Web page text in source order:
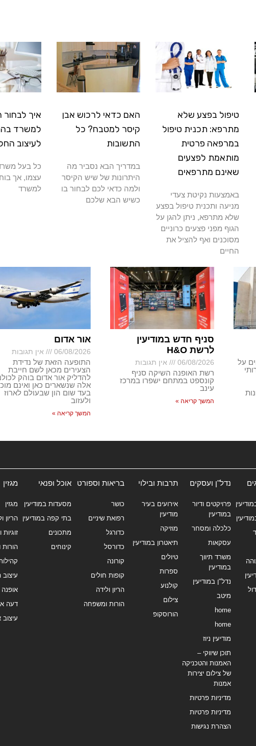
טיפול בפצע שלא
מתרפא: תכנית טיפול
במרפאה פרטית
מותאמת לפצעים
שאינם מתרפאים
באמצעות נקיטת צעדי
מניעה ותכנית טיפול בפצע
שלא מתרפא, ניתן להגן על
הגוף מפני פצעים כרוניים
מסוכנים ואף להציל את
החיים
האם כדאי לרכוש אבן
קיסר למטבח? כל
התשובות
במדריך הבא נסביר מה
היתרונות של שיש הקיסר
ולמה כדאי לכם לבחור בו
כשיש הבא שלכם
איך לבחור
למשרד
לעיצוב
כל בעל
עצמו, אך
למשרד
על
סניף חדש במודיעין
לרשת H&O
06/08/2026 אין תגובות
רשת האופנה השיקה סניף
קונספט במתחם ישפרו במרכז
עינב
המשך קריאה »
אור אדום
06/08/2026 אין תגובות
התופעה הזאת של נדידת
הצעירים מכאן לשם חייבת
להדליק אור אדום בוהק
אלה שנשארים כאן ואינם
בעד שום הון שבעולם לארוז
ולעזוב
המשך קריאה »
נדל"ן ועסקים
פרויקטים ודיור
במודיעין
כלכלה ומסחר
עסקאות
משרד תיווך
במודיעין
נדל"ן במודיעין
מיטב
home
home
מודיעין ניוז
תוכן שיווקי –
האמנות והטכניקה
של צילום יצירות
אמנות
מדיניות פרטיות
מדיניות פרטיות
הצהרת נגישות
תרבות ובילוי
אירועים בעיר
מודיעין
מוזיקה
תיאטרון במודיעין
טיולים
ספרות
קולנוע
צילום
הורוסקופ
בריאות וספורט
כושר
רפואת שיניים
כדורגל
כדורסל
קורונה
קופות חולים
הריון ולידה
הורות ומשפחה
אוכל ופנאי
מסעדות במודיעין
בתי קפה במודיעין
מתכונים
קינוחים
מגזין
מגזין
הריון
זוגיות
אופנה
דעה